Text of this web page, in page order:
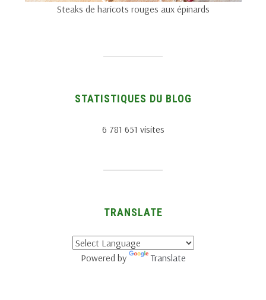
Steaks de haricots rouges aux épinards
STATISTIQUES DU BLOG
6 781 651 visites
TRANSLATE
Powered by Translate